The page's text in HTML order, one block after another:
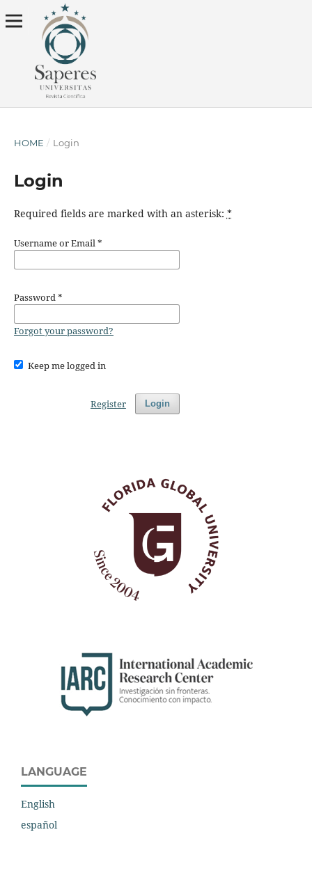
HOME / Login
Login
Required fields are marked with an asterisk: *
Username or Email*
Password*
Forgot your password?
Keep me logged in
Login
Register
LANGUAGE
English
español